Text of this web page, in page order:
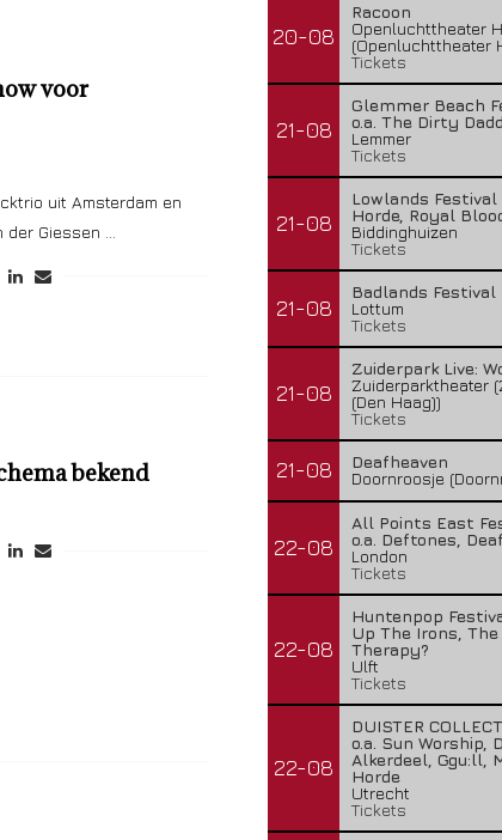
voor
uit Amsterdam en
Giessen …
bekend
20-08
Racoon
Openluchttheater
(Openluchttheater
Tickets
21-08
Glemmer Beach
o.a. The Dirty
Lemmer
Tickets
21-08
Lowlands Festival
Horde, Royal
Biddinghuizen
Tickets
21-08
Badlands Festival
Lottum
Tickets
21-08
Zuiderpark Live:
Zuiderparktheater
(Den Haag))
Tickets
21-08
Deafheaven
Doornroosje
22-08
All Points East
o.a. Deftones,
London
Tickets
22-08
Huntenpop
Up The Irons, The
Therapy?
Ulft
Tickets
22-08
DUISTER
o.a. Sun Worship,
Alkerdeel, Ggu:ll,
Horde
Utrecht
Tickets